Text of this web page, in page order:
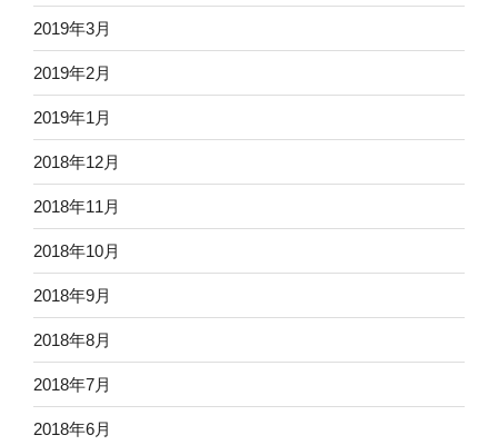
2019年3月
2019年2月
2019年1月
2018年12月
2018年11月
2018年10月
2018年9月
2018年8月
2018年7月
2018年6月